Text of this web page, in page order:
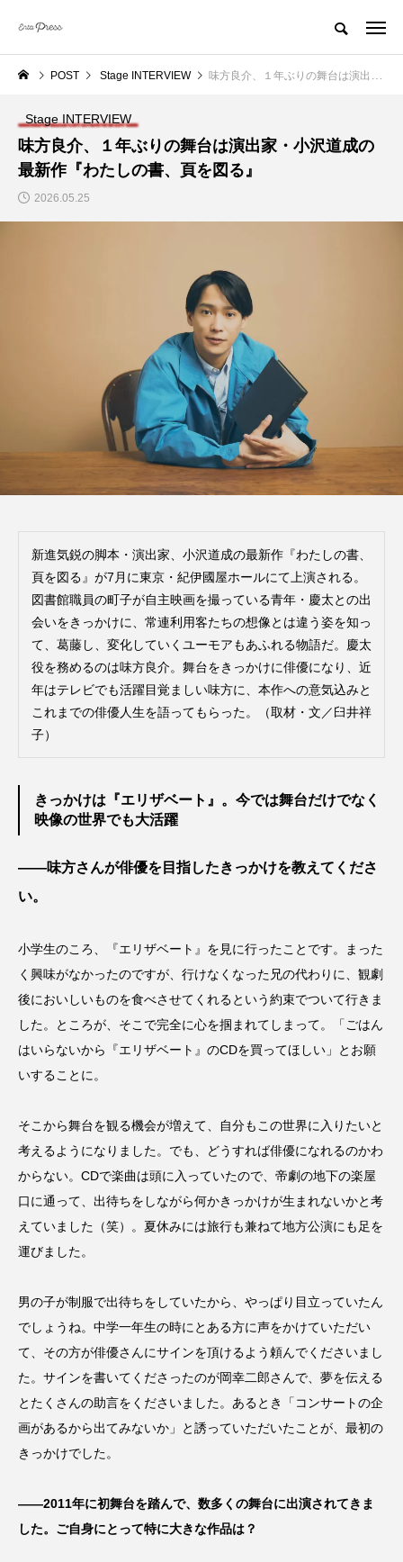
POST Stage INTERVIEW 味方良介、１年ぶりの舞台は演出家・小沢道成の最新作『わたしの書、頁を図る』
Stage INTERVIEW
味方良介、１年ぶりの舞台は演出家・小沢道成の
最新作『わたしの書、頁を図る』
2026.05.25
新進気鋭の脚本・演出家、小沢道成の最新作『わたしの書、
頁を図る』が7月に東京・紀伊國屋ホールにて上演される。
図書館職員の町子が自主映画を撮っている青年・慶太との出
会いをきっかけに、常連利用客たちの想像とは違う姿を知っ
て、葛藤し、変化していくユーモアもあふれる物語だ。慶太
役を務めるのは味方良介。舞台をきっかけに俳優になり、近
年はテレビでも活躍目覚ましい味方に、本作への意気込みと
これまでの俳優人生を語ってもらった。（取材・文／臼井祥
子）
きっかけは『エリザベート』。今では舞台だけでなく
映像の世界でも大活躍
――味方さんが俳優を目指したきっかけを教えてくださ
い。
小学生のころ、『エリザベート』を見に行ったことです。まった
く興味がなかったのですが、行けなくなった兄の代わりに、観劇
後においしいものを食べさせてくれるという約束でついて行きま
した。ところが、そこで完全に心を掴まれてしまって。「ごはん
はいらないから『エリザベート』のCDを買ってほしい」とお願
いすることに。
そこから舞台を観る機会が増えて、自分もこの世界に入りたいと
考えるようになりました。でも、どうすれば俳優になれるのかわ
からない。CDで楽曲は頭に入っていたので、帝劇の地下の楽屋
口に通って、出待ちをしながら何かきっかけが生まれないかと考
えていました（笑）。夏休みには旅行も兼ねて地方公演にも足を
運びました。
男の子が制服で出待ちをしていたから、やっぱり目立っていたん
でしょうね。中学一年生の時にとある方に声をかけていただい
て、その方が俳優さんにサインを頂けるよう頼んでくださいまし
た。サインを書いてくださったのが岡幸二郎さんで、夢を伝える
とたくさんの助言をくださいました。あるとき「コンサートの企
画があるから出てみないか」と誘っていただいたことが、最初の
きっかけでした。
――2011年に初舞台を踏んで、数多くの舞台に出演されてきま
した。ご自身にとって特に大きな作品は？